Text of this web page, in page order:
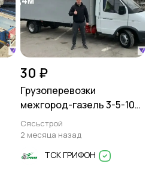
30 ₽
Грузоперевозки
межгород-газель 3-5-10
тонн
Сясьстрой
2 месяца назад
ТСК ГРИФОН